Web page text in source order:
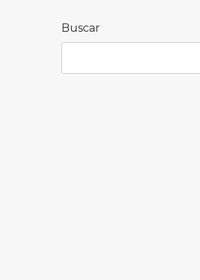
Buscar